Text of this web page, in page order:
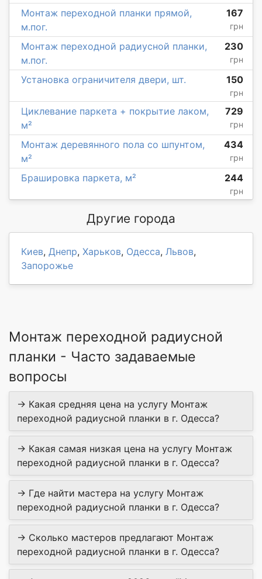
Монтаж переходной планки прямой,
м.пог.
167
грн
Монтаж переходной радиусной планки,
м.пог.
230
грн
Установка ограничителя двери, шт. 150
грн
Циклевание паркета + покрытие лаком,
м²
729
грн
Монтаж деревянного пола со шпунтом,
м²
434
грн
Брашировка паркета, м² 244
грн
Другие города
Киев, Днепр, Харьков, Одесса, Львов,
Запорожье
Монтаж переходной радиусной
планки - Часто задаваемые
вопросы
→ Какая средняя цена на услугу Монтаж
переходной радиусной планки в г. Одесса?
→ Какая самая низкая цена на услугу Монтаж
переходной радиусной планки в г. Одесса?
→ Где найти мастера на услугу Монтаж
переходной радиусной планки в г. Одесса?
→ Сколько мастеров предлагают Монтаж
переходной радиусной планки в г. Одесса?